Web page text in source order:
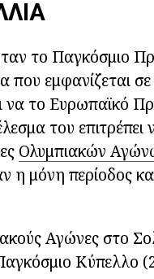
το Παγκόσμιο
που εμφανίζεται
να το Ευρωπαϊκό
του
Ολυμπιακών
η μόνη περίοδος
Αγώνες στο
Κύπελλο